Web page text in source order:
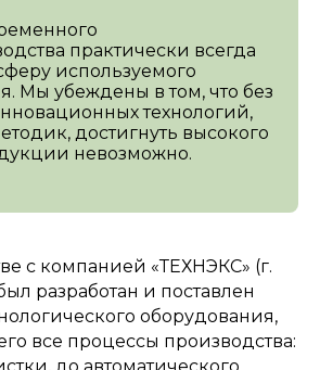
практически всегда
используемого
Мы убеждены в том, что без
технологий,
достигнуть высокого
невозможно.
с компанией «ТЕХНЭКС» (г.
разработан и поставлен
оборудования,
все процессы производства: